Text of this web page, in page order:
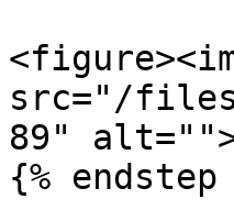
src="/files/
89"
{% endstep